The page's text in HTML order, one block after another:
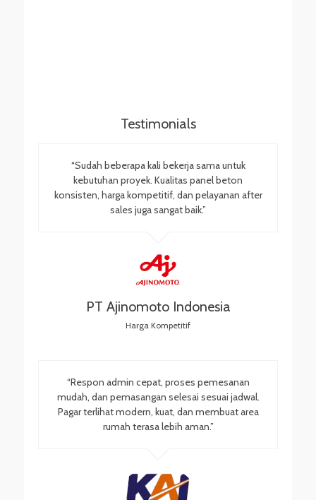
Testimonials
“Sudah beberapa kali bekerja sama untuk
kebutuhan proyek. Kualitas panel beton
konsisten, harga kompetitif, dan pelayanan after
sales juga sangat baik.”
PT Ajinomoto Indonesia
Harga Kompetitif
“Respon admin cepat, proses pemesanan
mudah, dan pemasangan selesai sesuai jadwal.
Pagar terlihat modern, kuat, dan membuat area
rumah terasa lebih aman.”